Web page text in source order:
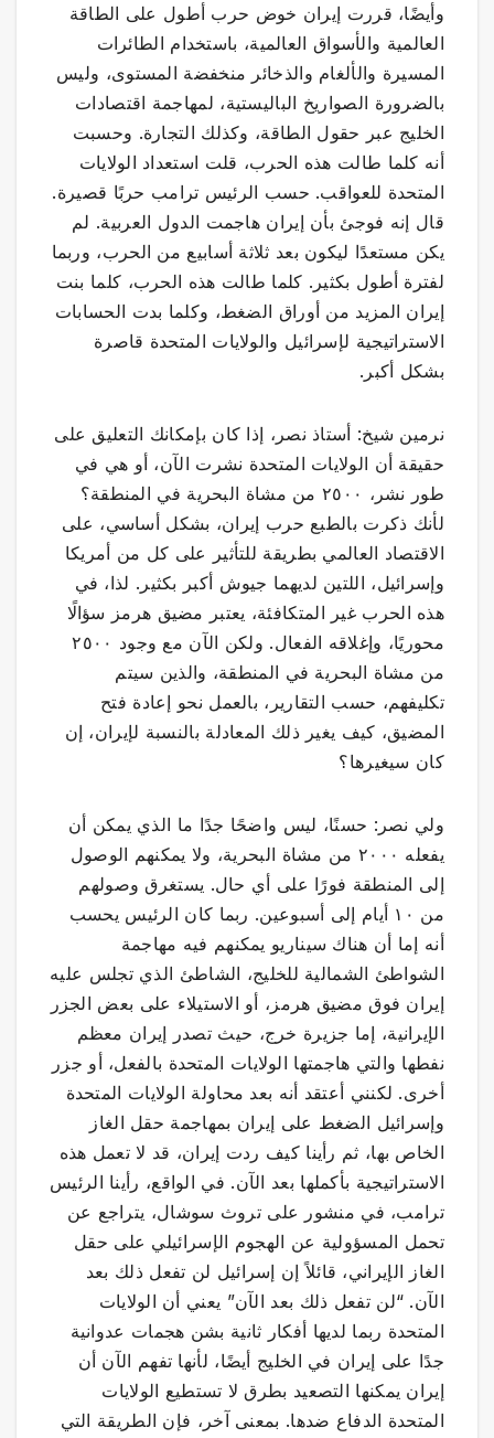
وأيضًا، قررت إيران خوض حرب أطول على الطاقة
العالمية والأسواق العالمية، باستخدام الطائرات
المسيرة والألغام والذخائر منخفضة المستوى، وليس
بالضرورة الصواريخ الباليستية، لمهاجمة اقتصادات
الخليج عبر حقول الطاقة، وكذلك التجارة. وحسبت
أنه كلما طالت هذه الحرب، قلت استعداد الولايات
المتحدة للعواقب. حسب الرئيس ترامب حربًا قصيرة.
قال إنه فوجئ بأن إيران هاجمت الدول العربية. لم
يكن مستعدًا ليكون بعد ثلاثة أسابيع من الحرب، وربما
لفترة أطول بكثير. كلما طالت هذه الحرب، كلما بنت
إيران المزيد من أوراق الضغط، وكلما بدت الحسابات
الاستراتيجية لإسرائيل والولايات المتحدة قاصرة
بشكل أكبر.
نرمين شيخ: أستاذ نصر، إذا كان بإمكانك التعليق على
حقيقة أن الولايات المتحدة نشرت الآن، أو هي في
طور نشر، ٢٥٠٠ من مشاة البحرية في المنطقة؟
لأنك ذكرت بالطبع حرب إيران، بشكل أساسي، على
الاقتصاد العالمي بطريقة للتأثير على كل من أمريكا
وإسرائيل، اللتين لديهما جيوش أكبر بكثير. لذا، في
هذه الحرب غير المتكافئة، يعتبر مضيق هرمز سؤالًا
محوريًا، وإغلاقه الفعال. ولكن الآن مع وجود ٢٥٠٠
من مشاة البحرية في المنطقة، والذين سيتم
تكليفهم، حسب التقارير، بالعمل نحو إعادة فتح
المضيق، كيف يغير ذلك المعادلة بالنسبة لإيران، إن
كان سيغيرها؟
ولي نصر: حسنًا، ليس واضحًا جدًا ما الذي يمكن أن
يفعله ٢٠٠٠ من مشاة البحرية، ولا يمكنهم الوصول
إلى المنطقة فورًا على أي حال. يستغرق وصولهم
من ١٠ أيام إلى أسبوعين. ربما كان الرئيس يحسب
أنه إما أن هناك سيناريو يمكنهم فيه مهاجمة
الشواطئ الشمالية للخليج، الشاطئ الذي تجلس عليه
إيران فوق مضيق هرمز، أو الاستيلاء على بعض الجزر
الإيرانية، إما جزيرة خرج، حيث تصدر إيران معظم
نفطها والتي هاجمتها الولايات المتحدة بالفعل، أو جزر
أخرى. لكنني أعتقد أنه بعد محاولة الولايات المتحدة
وإسرائيل الضغط على إيران بمهاجمة حقل الغاز
الخاص بها، ثم رأينا كيف ردت إيران، قد لا تعمل هذه
الاستراتيجية بأكملها بعد الآن. في الواقع، رأينا الرئيس
ترامب، في منشور على تروث سوشال، يتراجع عن
تحمل المسؤولية عن الهجوم الإسرائيلي على حقل
الغاز الإيراني، قائلاً إن إسرائيل لن تفعل ذلك بعد
الآن. “لن تفعل ذلك بعد الآن” يعني أن الولايات
المتحدة ربما لديها أفكار ثانية بشن هجمات عدوانية
جدًا على إيران في الخليج أيضًا، لأنها تفهم الآن أن
إيران يمكنها التصعيد بطرق لا تستطيع الولايات
المتحدة الدفاع ضدها. بمعنى آخر، فإن الطريقة التي